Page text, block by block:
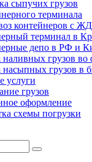
сыпучих грузов
терминала
контейнеров с
терминал в
депо в РФ и
грузов во
насыпных грузов в
услуги
грузов
оформление
схемы погрузки